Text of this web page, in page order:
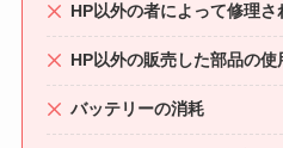
HP以外の者によって修理さ
HP以外の販売した部品の使
バッテリーの消耗